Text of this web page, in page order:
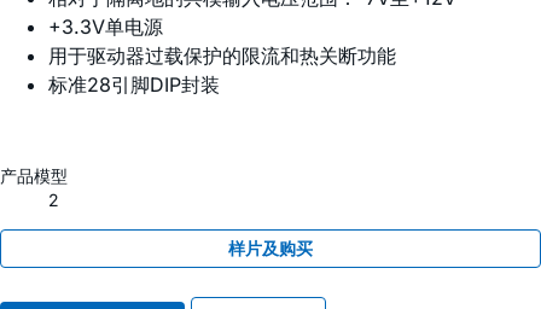
+3.3V单电源
用于驱动器过载保护的限流和热关断功能
标准28引脚DIP封装
产品模型
2
样片及购买